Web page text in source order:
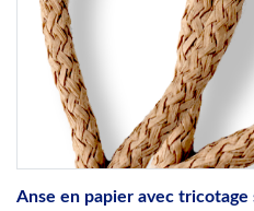
Anse en papier avec